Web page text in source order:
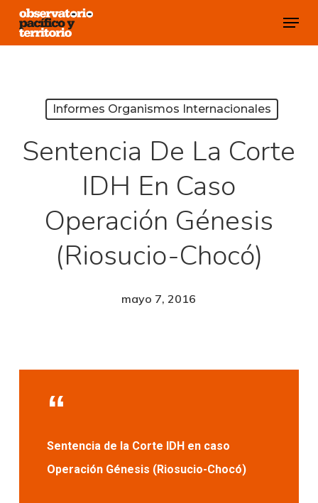
Skip
Menu
Informes Organismos Internacionales
Sentencia De La Corte
IDH En Caso
Operación Génesis
(Riosucio-Chocó)
mayo 7, 2016
Sentencia de la Corte IDH en caso
Operación Génesis (Riosucio-Chocó)
Close